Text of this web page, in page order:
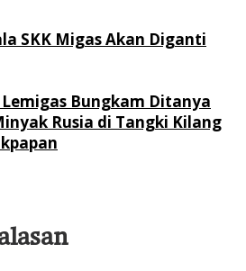
SKK Migas Akan Diganti
Lemigas Bungkam Ditanya
Rusia di Tangki Kilang